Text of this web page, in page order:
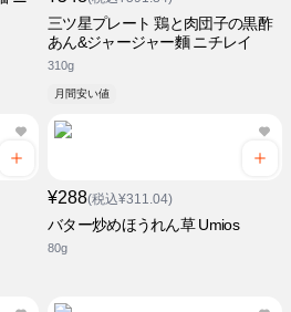
三ツ星プレート 鶏と肉団子の黒酢
あん&ジャージャー麵 ニチレイ
310g
月間安い値
¥288(税込¥311.04)
バター炒めほうれん草 Umios
80g